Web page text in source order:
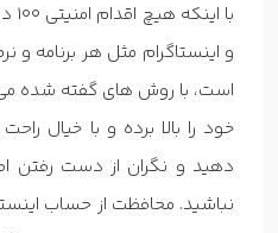
و اینستاگرام مثل هر برنامه
است، با روش های گفته شده
خود را بالا برده و با خیال
دهید و نگران از دست رفتن
نباشید. محافظت از حساب